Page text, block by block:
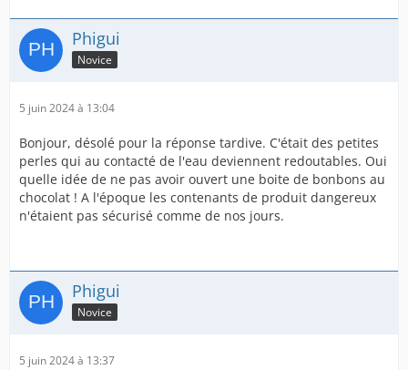
Phigui
Novice
5 juin 2024 à 13:04
Bonjour, désolé pour la réponse tardive. C'était des petites
perles qui au contacté de l'eau deviennent redoutables. Oui
quelle idée de ne pas avoir ouvert une boite de bonbons au
chocolat ! A l'époque les contenants de produit dangereux
n'étaient pas sécurisé comme de nos jours.
Phigui
Novice
5 juin 2024 à 13:37